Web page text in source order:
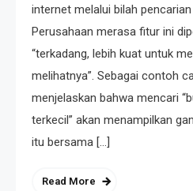
internet melalui bilah
Perusahaan merasa fitur ini
“terkadang, lebih kuat untuk
melihatnya”. Sebagai contoh
menjelaskan bahwa mencari
terkecil” akan menampilkan
itu bersama […]
Read More